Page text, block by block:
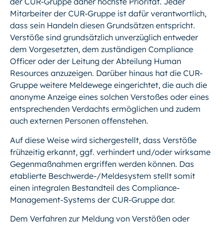
Mitarbeiter der CUR-Gruppe ist dafür verantwortlich,
dass sein Handeln diesen Grundsätzen entspricht.
Verstöße sind grundsätzlich unverzüglich entweder
dem Vorgesetzten, dem zuständigen Compliance
Officer oder der Leitung der Abteilung Human
Resources anzuzeigen. Darüber hinaus hat die CUR-
Gruppe weitere Meldewege eingerichtet, die auch die
anonyme Anzeige eines solchen Verstoßes oder eines
entsprechenden Verdachts ermöglichen und zudem
auch externen Personen offenstehen.
Auf diese Weise wird sichergestellt, dass Verstöße
frühzeitig erkannt, ggf. verhindert und/oder wirksame
Gegenmaßnahmen ergriffen werden können. Das
etablierte Beschwerde-/Meldesystem stellt somit
einen integralen Bestandteil des Compliance-
Management-Systems der CUR-Gruppe dar.
Dem Verfahren zur Meldung von Verstößen oder